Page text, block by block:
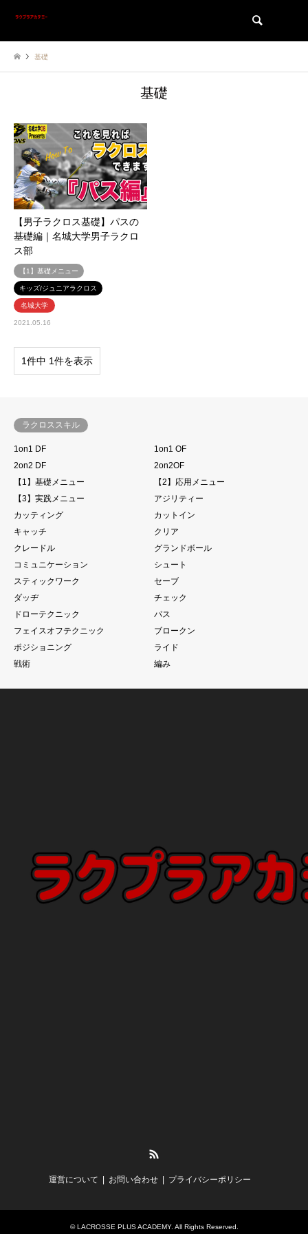
基礎
基礎
【男子ラクロス基礎】パスの
基礎編｜名城大学男子ラクロ
ス部
【1】基礎メニュー
キッズ/ジュニアラクロス
名城大学
2021.05.16
1件中 1件を表示
ラクロススキル
1on1 DF
1on1 OF
2on2 DF
2on2OF
【1】基礎メニュー
【2】応用メニュー
【3】実践メニュー
アジリティー
カッティング
カットイン
キャッチ
クリア
クレードル
グランドボール
コミュニケーション
シュート
スティックワーク
セーブ
ダッヂ
チェック
ドローテクニック
パス
フェイスオフテクニック
ブロークン
ポジショニング
ライド
戦術
編み
運営について お問い合わせ プライバシーポリシー
©LACROSSE PLUS ACADEMY. All Rights Reserved.